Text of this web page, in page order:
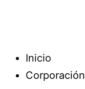
Inicio
Corporación